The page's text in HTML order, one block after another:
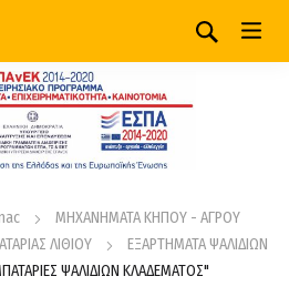
ΜΗΧΑΝΗΜΑΤΑ ΚΗΠΟΥ - ΑΓΡΟΥ
ΛΙΘΙΟΥ
ΕΞΑΡΤΗΜΑΤΑ ΨΑΛΙΔΙΩΝ
ΨΑΛΙΔΙΩΝ ΚΛΑΔΕΜΑΤΟΣ"